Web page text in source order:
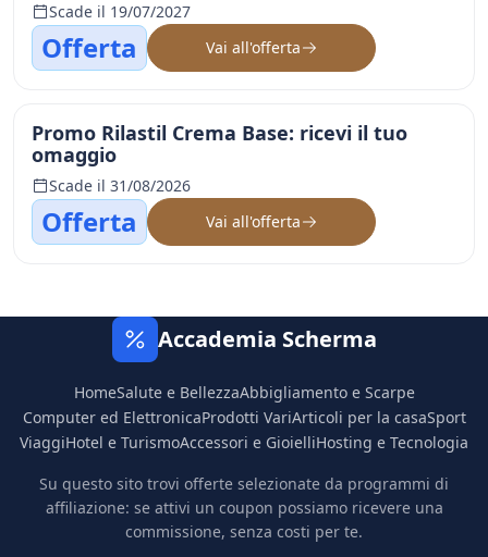
Scade il 19/07/2027
Offerta Vai all'offerta
Promo Rilastil Crema Base: ricevi il tuo
omaggio
Scade il 31/08/2026
Offerta Vai all'offerta
Accademia Scherma
HomeSalute e BellezzaAbbigliamento e Scarpe
Computer ed ElettronicaProdotti VariArticoli per la casaSport
ViaggiHotel e TurismoAccessori e GioielliHosting e Tecnologia
Su questo sito trovi offerte selezionate da programmi di
affiliazione: se attivi un coupon possiamo ricevere una
commissione, senza costi per te.